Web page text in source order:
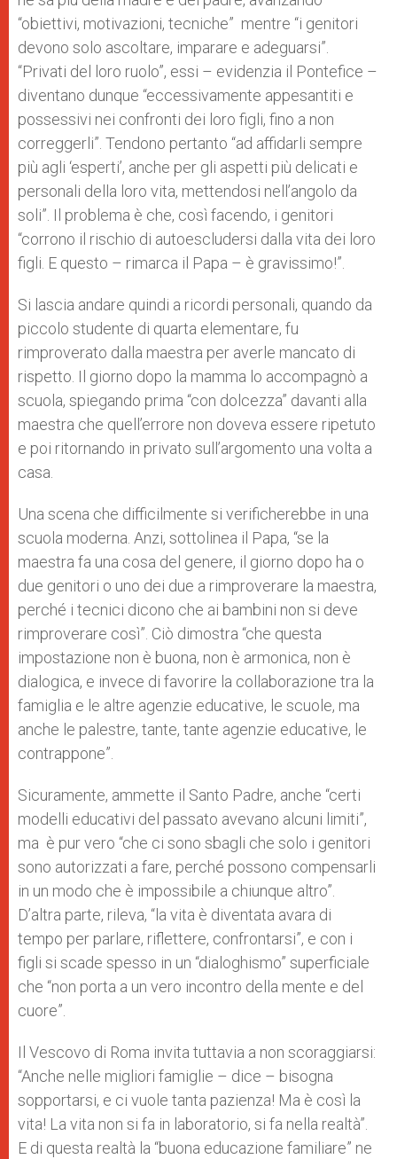
“obiettivi, motivazioni, tecniche” mentre “i genitori
devono solo ascoltare, imparare e adeguarsi”.
“Privati del loro ruolo”, essi – evidenzia il Pontefice –
diventano dunque “eccessivamente appesantiti e
possessivi nei confronti dei loro figli, fino a non
correggerli”. Tendono pertanto “ad affidarli sempre
più agli ‘esperti’, anche per gli aspetti più delicati e
personali della loro vita, mettendosi nell’angolo da
soli”. Il problema è che, così facendo, i genitori
“corrono il rischio di autoescludersi dalla vita dei loro
figli. E questo – rimarca il Papa – è gravissimo!”.
Si lascia andare quindi a ricordi personali, quando da
piccolo studente di quarta elementare, fu
rimproverato dalla maestra per averle mancato di
rispetto. Il giorno dopo la mamma lo accompagnò a
scuola, spiegando prima “con dolcezza” davanti alla
maestra che quell’errore non doveva essere ripetuto
e poi ritornando in privato sull’argomento una volta a
casa.
Una scena che difficilmente si verificherebbe in una
scuola moderna. Anzi, sottolinea il Papa, “se la
maestra fa una cosa del genere, il giorno dopo ha o
due genitori o uno dei due a rimproverare la maestra,
perché i tecnici dicono che ai bambini non si deve
rimproverare così”. Ciò dimostra “che questa
impostazione non è buona, non è armonica, non è
dialogica, e invece di favorire la collaborazione tra la
famiglia e le altre agenzie educative, le scuole, ma
anche le palestre, tante, tante agenzie educative, le
contrappone”.
Sicuramente, ammette il Santo Padre, anche “certi
modelli educativi del passato avevano alcuni limiti”,
ma è pur vero “che ci sono sbagli che solo i genitori
sono autorizzati a fare, perché possono compensarli
in un modo che è impossibile a chiunque altro”.
D’altra parte, rileva, “la vita è diventata avara di
tempo per parlare, riflettere, confrontarsi”, e con i
figli si scade spesso in un “dialoghismo” superficiale
che “non porta a un vero incontro della mente e del
cuore”.
Il Vescovo di Roma invita tuttavia a non scoraggiarsi:
“Anche nelle migliori famiglie – dice – bisogna
sopportarsi, e ci vuole tanta pazienza! Ma è così la
vita! La vita non si fa in laboratorio, si fa nella realtà”.
E di questa realtà la “buona educazione familiare” ne